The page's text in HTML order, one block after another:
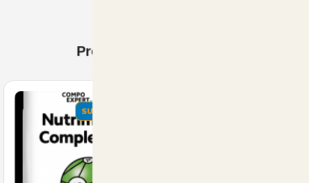
Prodotti Visti di recente
SUMMER